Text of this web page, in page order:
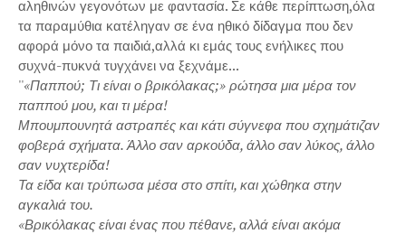
αληθινών γεγονότων με φαντασία. Σε κάθε περίπτωση,όλα
τα παραμύθια κατέληγαν σε ένα ηθικό δίδαγμα που δεν
αφορά μόνο τα παιδιά,αλλά κι εμάς τους ενήλικες που
συχνά-πυκνά τυγχάνει να ξεχνάμε...
''«Παππού; Τι είναι ο βρικόλακας;» ρώτησα μια μέρα τον
παππού μου, και τι μέρα!
Μπουμπουνητά αστραπές και κάτι σύγνεφα που σχημάτιζαν
φοβερά σχήματα. Άλλο σαν αρκούδα, άλλο σαν λύκος, άλλο
σαν νυχτερίδα!
Τα είδα και τρύπωσα μέσα στο σπίτι, και χώθηκα στην
αγκαλιά του.
«Βρικόλακας είναι ένας που πέθανε, αλλά είναι ακόμα